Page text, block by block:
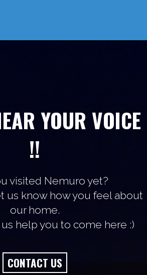
YOUR VOICE
!!
visited Nemuro yet?
us know how you feel about
our home.
help you to come here :)
CONTACT US